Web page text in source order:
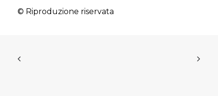
© Riproduzione riservata